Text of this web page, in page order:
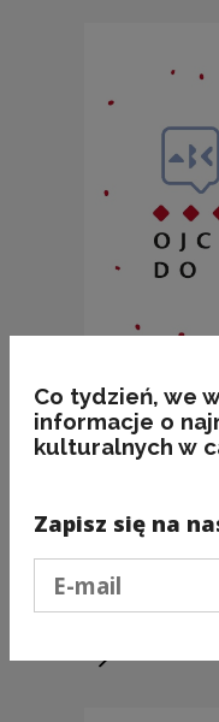
Kategorie:
Next slide
Co tydzień, we
informacje o
kulturalnych w
Zapisz się na